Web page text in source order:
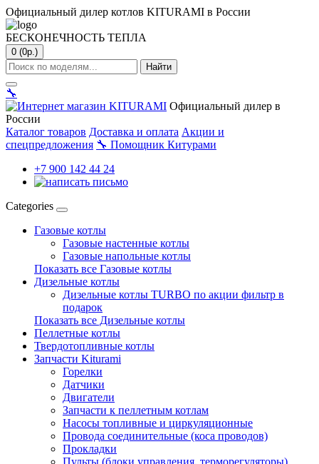
Официальный дилер котлов KITURAMI в России
БЕСКОНЕЧНОСТЬ ТЕПЛА
0 (0р.)
Найти
🔧
Официальный дилер в
России
Каталог товаров Доставка и оплата Акции и
спецпредложения 🔧 Помощник Китурами
+7 900 142 44 24
Categories
Газовые котлы
Газовые настенные котлы
Газовые напольные котлы
Показать все Газовые котлы
Дизельные котлы
Дизельные котлы TURBO по акции фильтр в
подарок
Показать все Дизельные котлы
Пеллетные котлы
Твердотопливные котлы
Запчасти Kiturami
Горелки
Датчики
Двигатели
Запчасти к пеллетным котлам
Насосы топливные и циркуляционные
Провода соединительные (коса проводов)
Прокладки
Пульты (блоки управления, терморегуляторы)